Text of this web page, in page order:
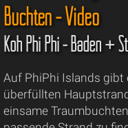
Buchten - Video
Koh Phi Phi - Baden +
Auf PhiPhi Islands gibt
überfüllten
einsame